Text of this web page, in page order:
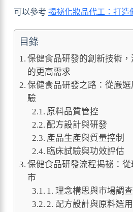
可以參考 揭祕化妝品代工：打造
目錄
保健食品研發的創新技術
的更高需求
保健食品研發之路：從嚴
驗
原料品質管控
配方設計與研發
產品生產與質量控制
臨床試驗與功效評估
保健食品研發流程揭祕：
市
1. 理念構思與市場調查
2. 配方設計與原料選用